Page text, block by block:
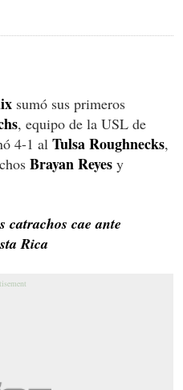
sumó sus primeros
, equipo de la USL de
4-1 al TulsaRoughnecks,
BrayanReyes y
catrachos cae ante
Rica